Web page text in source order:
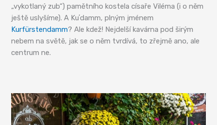
„vykotlaný zub“) pamětního kostela císaře Viléma (i o něm
ještě uslyšíme). A Kuʼdamm, plným jménem
Kurfürstendamm? Ale kdež! Nejdelší kavárna pod širým
nebem na světě, jak se o něm tvrdívá, to zřejmě ano, ale
centrum ne.